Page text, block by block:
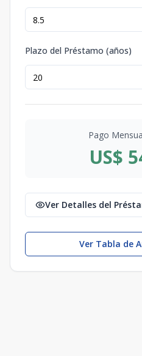
Plazo del Préstamo (años)
Pago
US$
Ver Detalles del
Ver Tabla de